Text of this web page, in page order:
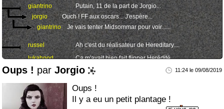
giantrino
Putain, 11 de la part de Jorgio...
jorgio
Ouch ! FF aux oscars... J'espère...
giantrino
Je vais tenter Midsommar pour voir......
russel
Ah c'est du réalisateur de Hereditary....
lukahood
Ca m'avait bien fait flipper Herédité...
giantrino
Perso, je m'étais bien fait ch.......
Oups ! parJorgio 11:24 le 09/08/2019
Oups !
Il y a eu un petit plantage !